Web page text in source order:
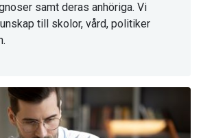
samt deras anhöriga. Vi
till skolor, vård, politiker